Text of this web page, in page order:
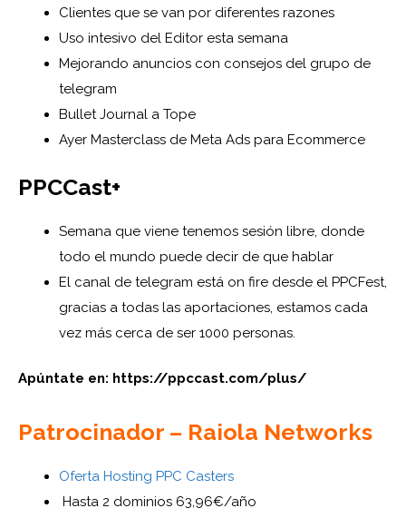
Clientes que se van por diferentes razones
Uso intesivo del Editor esta semana
Mejorando anuncios con consejos del grupo de
telegram
Bullet Journal a Tope
Ayer Masterclass de Meta Ads para Ecommerce
PPCCast+
Semana que viene tenemos sesión libre, donde
todo el mundo puede decir de que hablar
El canal de telegram está on fire desde el PPCFest,
gracias a todas las aportaciones, estamos cada
vez más cerca de ser 1000 personas.
Apúntate en: https://ppccast.com/plus/
Patrocinador – Raiola Networks
Oferta Hosting PPC Casters
Hasta 2 dominios 63,96€/año